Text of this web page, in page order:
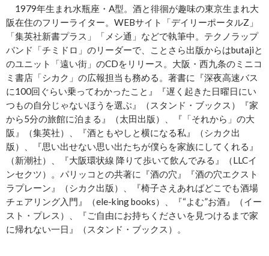
1979年生まれ水瓶座・A型。酒と徘徊が趣味の東京生まれ大
阪在住のフリーライター。WEBサイト「デイリーポータルZ」
「集英社新書プラス」「メシ通」などで執筆中。テクノラップ
バンド「チミドロ」のリーダーで、ことさら出版からはbutajiと
のユニット「遠い街」のCDをリリース。大阪・西九条のミニコ
ミ書店「シカク」の広報担当も務める。著書に『深夜高速バス
に100回ぐらい乗ってわかったこと』『遅く起きた日曜日にい
つもの自分じゃないほうを選ぶ』（スタンド・ブックス）『家
から5分の旅館に泊まる』（太田出版）、『「それから」の大
阪』（集英社）、『酒ともやしと横になる私』（シカク出
版）、『思い出せない思い出たちが僕らを家族にしてくれる』
（新潮社）、『大阪環状線 降りて歩いて飲んでみる』（LLCイ
ンセクツ）。パリッコとの共著に『酒の穴』『酒の穴エクスト
ラプレーン』（シカク出版）、『椅子さえあればどこでも酒場
チェアリング入門』（ele-king books）、『“よむ”お酒』（イー
スト・プレス）、『ご自由にお持ちくださいを見つけるまで家
に帰れない一日』（スタンド・ブックス）。